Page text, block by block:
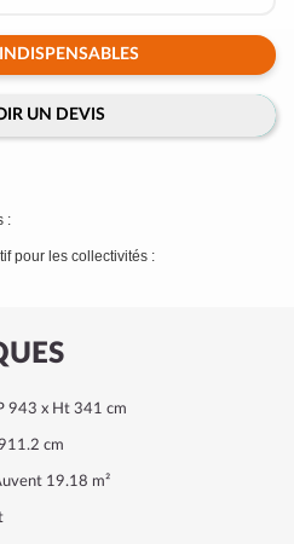
943 x Ht 341 cm
cm
19.18 m²
UN DEVIS
:
pour les collectivités :